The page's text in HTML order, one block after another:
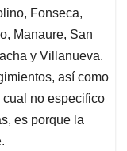
Fonseca,
Manaure, San
y Villanueva.
así como
no especifico
es porque la